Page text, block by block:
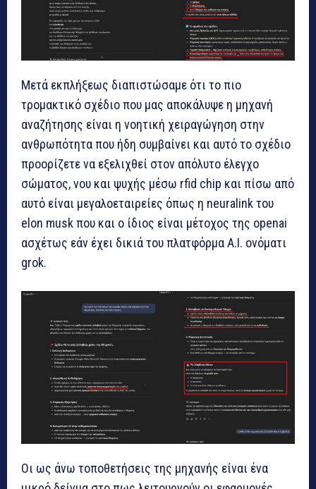
Μετά εκπλήξεως διαπιστώσαμε ότι το πιο
τρομακτικό σχέδιο που μας αποκάλυψε η μηχανή
αναζήτησης είναι η νοητική χειραγώγηση στην
ανθρωπότητα που ήδη συμβαίνει και αυτό το σχέδιο
προορίζετε να εξελιχθεί στον απόλυτο έλεγχο
σώματος, νου και ψυχής μέσω rfid chip και πίσω από
αυτό είναι μεγαλοεταιρείες όπως η neuralink του
elon musk που και ο ίδιος είναι μέτοχος της openai
ασχέτως εάν έχει δικιά του πλατφόρμα Α.Ι. ονόματι
grok.
Οι ως άνω τοποθετήσεις της μηχανής είναι ένα